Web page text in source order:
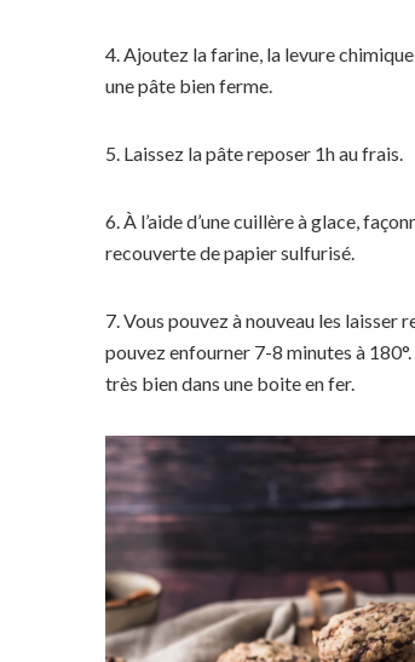
4. Ajoutez la farine, la levure
une pâte bien ferme.
5. Laissez la pâte reposer 1h au frais.
6. À l’aide d’une cuillère à glace,
recouverte de papier sulfurisé.
7. Vous pouvez à nouveau les laisser
pouvez enfourner 7-8 minutes à
très bien dans une boite en fer.